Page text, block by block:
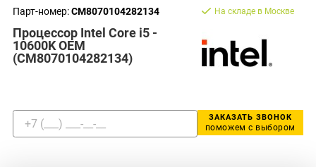
Парт-номер:CM8070104282134
Процессор Intel Core i5 -
10600K OEM
(CM8070104282134)
На складе в Москве
ЗАКАЗАТЬ ЗВОНОК
поможем с выбором